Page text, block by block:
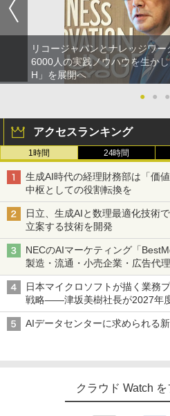
リコージャパンとナレッジワ
6000人の実践ノウハウを生か
H」を展開へ
●
● ●
アクセスランキング
1時間 24時間
生成AI時代の経理財務部は「価
中枢としての役割転換を
日立、生成AIと数理最適化技術
立案する技術を開発
NECのAIマーケティング「
製造・流通・小売企業・広告代
日本マイクロソフトが描く業務
戦略――津坂美樹社長が2027年
AIデータセンターに求められる
クラウド Watch